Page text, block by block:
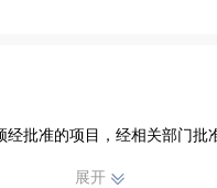
批准的项目，经相关部门批
展开